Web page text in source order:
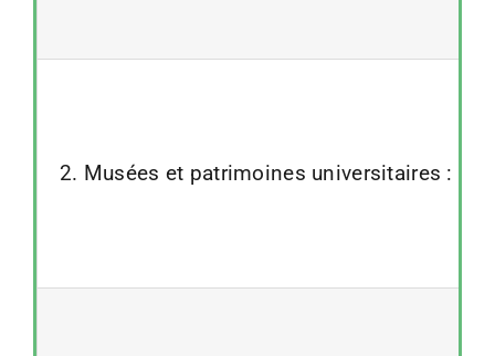
2. Musées et patrimoines universitaires :